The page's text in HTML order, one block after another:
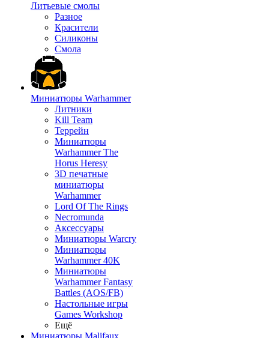
Литьевые смолы
Разное
Красители
Силиконы
Смола
Миниатюры Warhammer
Литники
Kill Team
Террейн
Миниатюры
Warhammer The
Horus Heresy
3D печатные
миниатюры
Warhammer
Lord Of The Rings
Necromunda
Аксессуары
Миниатюры Warcry
Миниатюры
Warhammer 40K
Миниатюры
Warhammer Fantasy
Battles (AOS/FB)
Настольные игры
Games Workshop
Ещё
Миниатюры Malifaux